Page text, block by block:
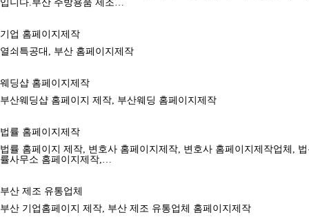
입니다.부산 주방용품 제조…
기업 홈페이지제작
열쇠특공대, 부산 홈페이지제작
웨딩샵 홈페이지제작
부산웨딩샵 홈페이지 제작, 부산웨딩 홈페이지제작
법률 홈페이지제작
법률 홈페이지 제작, 변호사 홈페이지제작, 변호사 홈페이지제작업체,
률사무소 홈페이지제작,…
부산 제조 유통업체
부산 기업홈페이지 제작, 부산 제조 유통업체 홈페이지제작